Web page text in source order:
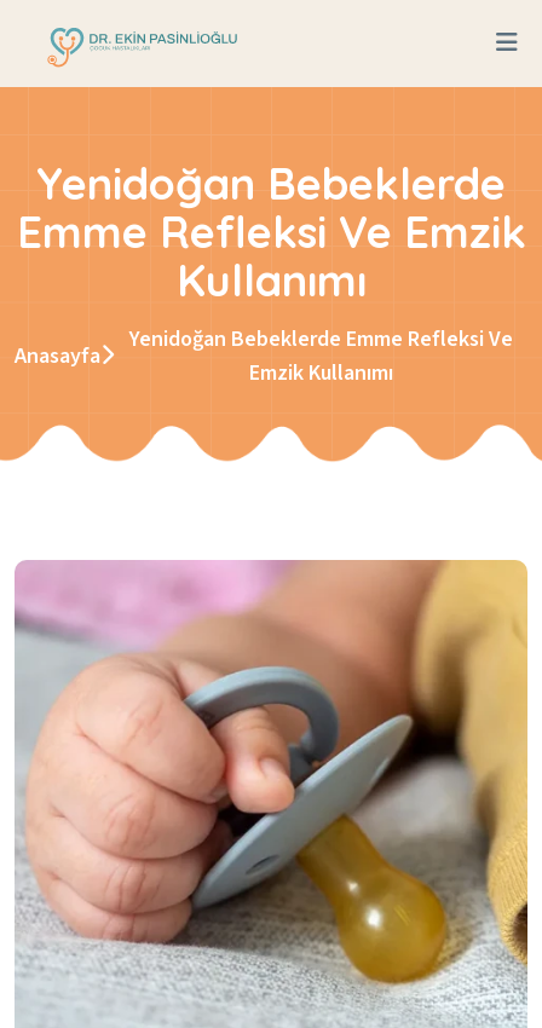
Yenidoğan Bebeklerde
Emme Refleksi Ve Emzik
Kullanımı
Anasayfa
Yenidoğan Bebeklerde Emme Refleksi Ve
Emzik Kullanımı